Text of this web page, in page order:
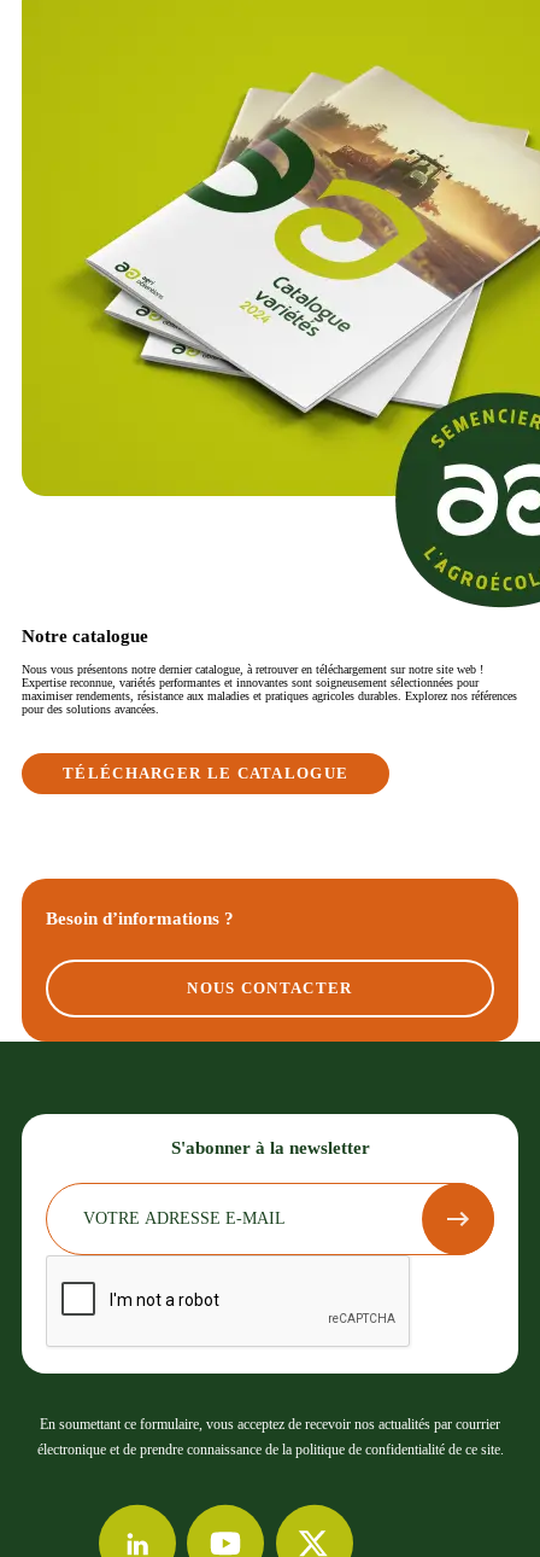
Notre catalogue
Nous vous présentons notre dernier catalogue, à retrouver en téléchargement sur notre site web !
Expertise reconnue, variétés performantes et innovantes sont soigneusement sélectionnées pour
maximiser rendements, résistance aux maladies et pratiques agricoles durables. Explorez nos références
pour des solutions avancées.
TÉLÉCHARGER LE CATALOGUE
Besoin d’informations ?
NOUS CONTACTER
S'abonner à la newsletter
En soumettant ce formulaire, vous acceptez de recevoir nos actualités par courrier
électronique et de prendre connaissance de la politique de confidentialité de ce site.